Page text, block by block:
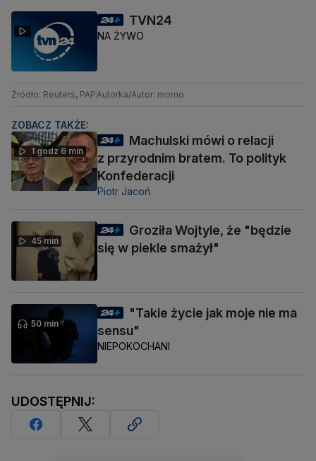
TVN24
NA ŻYWO
Źródło: Reuters, PAP Autorka/Autor: momo
ZOBACZ TAKŻE:
1 godz 6 min
Machulski mówi o relacji
z przyrodnim bratem. To polityk
Konfederacji
Piotr Jacoń
45 min
Groziła Wojtyle, że "będzie
się w piekle smażył"
50 min
"Takie życie jak moje nie ma
sensu"
NIEPOKOCHANI
UDOSTĘPNIJ: